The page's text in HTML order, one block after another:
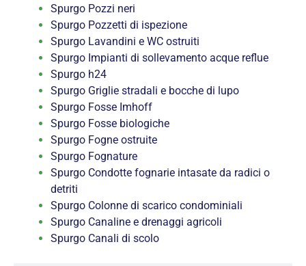
Spurgo Pozzi neri
Spurgo Pozzetti di ispezione
Spurgo Lavandini e WC ostruiti
Spurgo Impianti di sollevamento acque reflue
Spurgo h24
Spurgo Griglie stradali e bocche di lupo
Spurgo Fosse Imhoff
Spurgo Fosse biologiche
Spurgo Fogne ostruite
Spurgo Fognature
Spurgo Condotte fognarie intasate da radici o
detriti
Spurgo Colonne di scarico condominiali
Spurgo Canaline e drenaggi agricoli
Spurgo Canali di scolo